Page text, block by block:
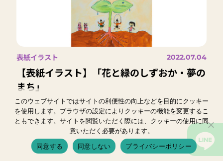
表紙イラスト 2022.07.04
【表紙イラスト】「花と緑のしずおか・夢の
まち」
このウェブサイトではサイトの利便性の向上などを目的にクッキー
を使用します。ブラウザの設定によりクッキーの機能を変更するこ
ともできます。サイトを閲覧いただく際には、クッキーの使用に同
意いただく必要があります。
同意する
同意しない プライバシーポリシー